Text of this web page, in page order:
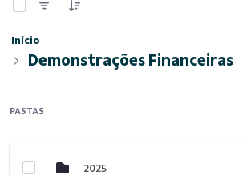
Início
Demonstrações Financeiras
PASTAS
2025